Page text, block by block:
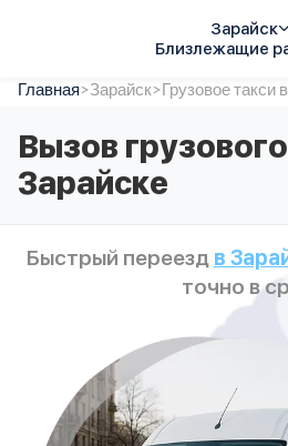
Зарайск
Близлежащие
Услуги
Автопарк
Тарифы
Акции
Контакты
Главная>Зарайск>Грузовое такси
Вызов
Зарайске
Быстрый переезд в
точно в